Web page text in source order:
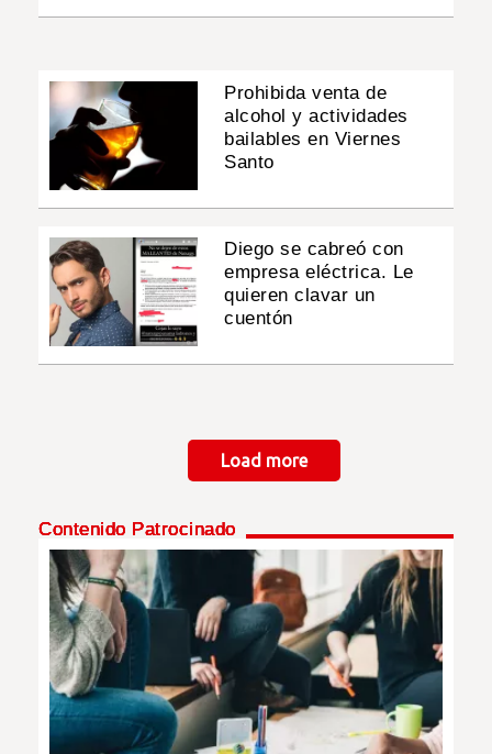
Prohibida venta de
alcohol y actividades
bailables en Viernes
Santo
Diego se cabreó con
empresa eléctrica. Le
quieren clavar un
cuentón
Load more
Contenido Patrocinado